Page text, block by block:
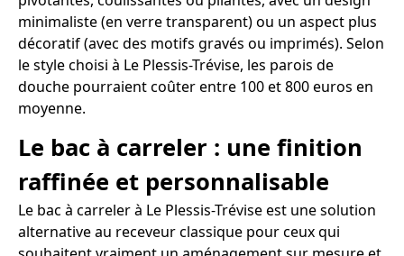
minimaliste (en verre transparent) ou un aspect plus
décoratif (avec des motifs gravés ou imprimés). Selon
le style choisi à Le Plessis-Trévise, les parois de
douche pourraient coûter entre 100 et 800 euros en
moyenne.
Le bac à carreler : une finition
raffinée et personnalisable
Le bac à carreler à Le Plessis-Trévise est une solution
alternative au receveur classique pour ceux qui